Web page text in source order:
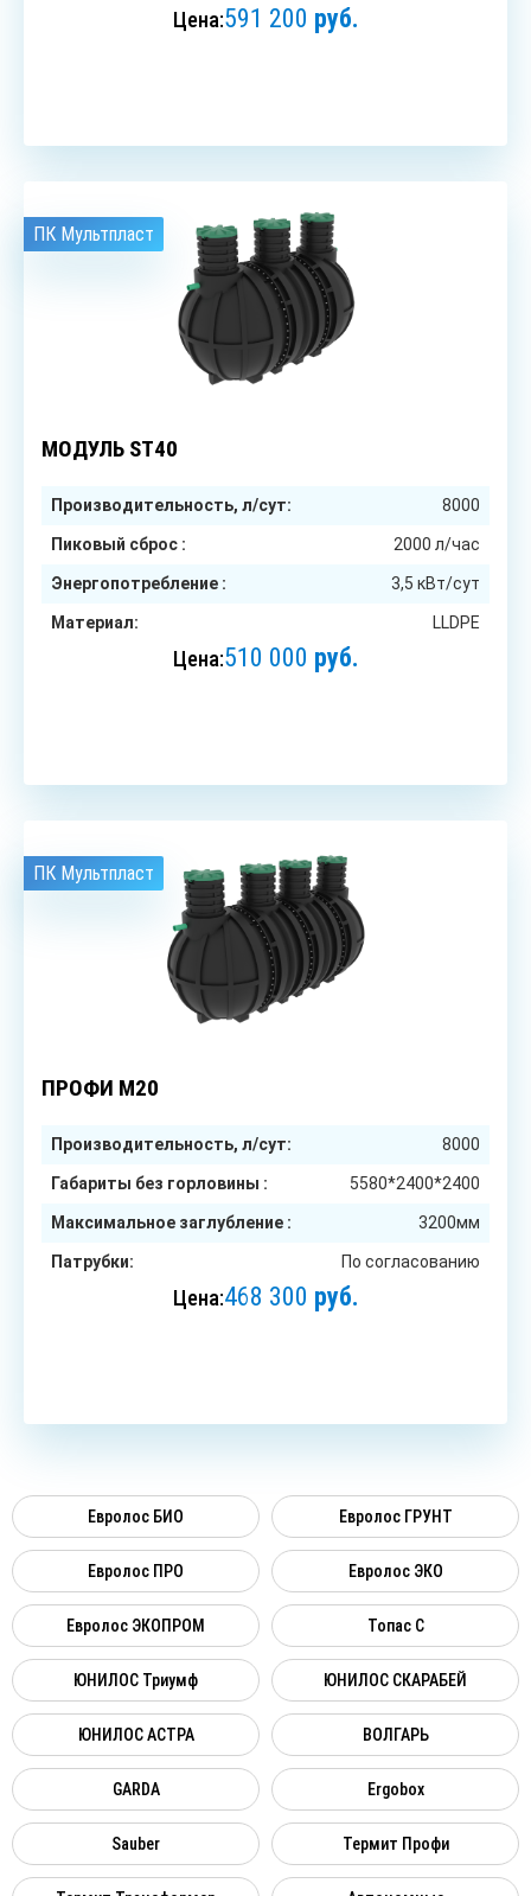
Цена:591 200 руб.
ПК Мультпласт
МОДУЛЬ ST40
Производительность, л/сут: 8000
Пиковый сброс : 2000 л/час
Энергопотребление : 3,5 кВт/сут
Материал: LLDPE
Цена:510 000 руб.
ПК Мультпласт
ПРОФИ М20
Производительность, л/сут: 8000
Габариты без горловины : 5580*2400*2400
Максимальное заглубление : 3200мм
Патрубки: По согласованию
Цена:468 300 руб.
Евролос БИО Евролос ГРУНТ
Евролос ПРО Евролос ЭКО
Евролос ЭКОПРОМ Топас C
ЮНИЛОС Триумф ЮНИЛОС СКАРАБЕЙ
ЮНИЛОС АСТРА ВОЛГАРЬ
GARDA Ergobox
Sauber Термит Профи